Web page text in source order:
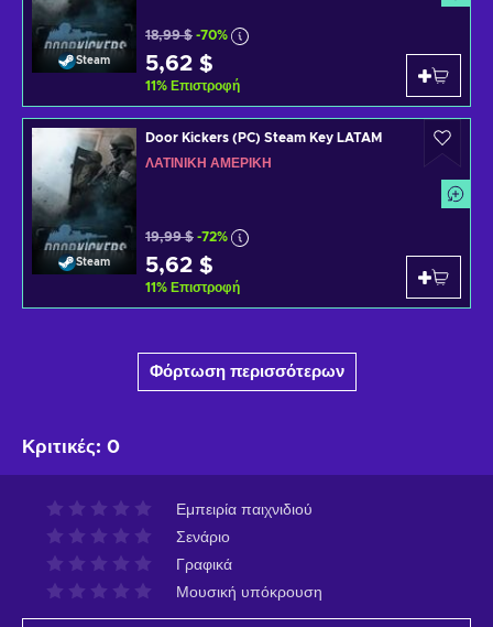
Steam
18,99 $ -70%
5,62 $
11% Επιστροφή
Steam
Door Kickers (PC) Steam Key LATAM
ΛΑΤΙΝΙΚΉ ΑΜΕΡΙΚΉ
19,99 $ -72%
5,62 $
11% Επιστροφή
Φόρτωση περισσότερων
Κριτικές: 0
Εμπειρία παιχνιδιού
Σενάριο
Γραφικά
Μουσική υπόκρουση